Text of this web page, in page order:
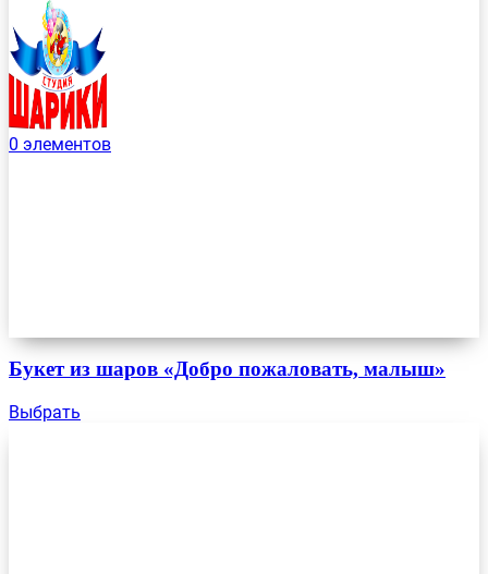
0 элементов
Букет из шаров «Добро пожаловать, малыш»
Выбрать